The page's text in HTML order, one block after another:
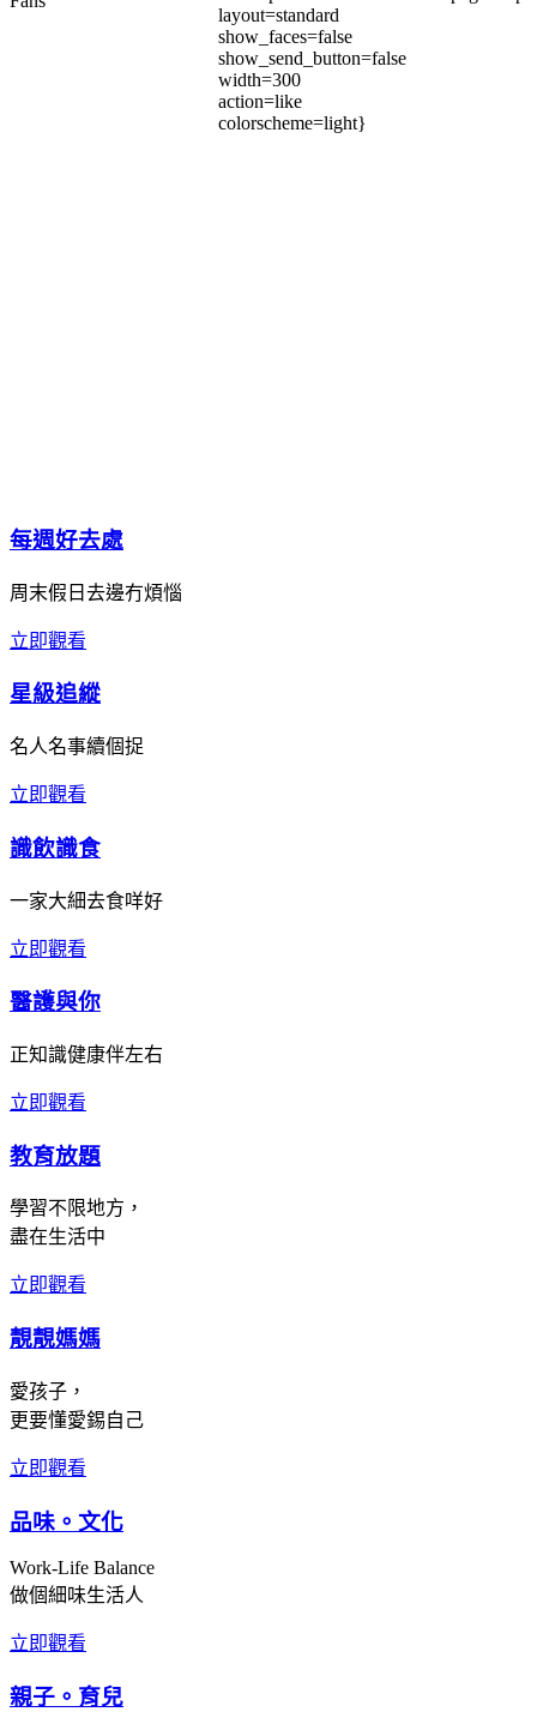
layout=standard
show_faces=false
show_send_button=false
width=300
action=like
colorscheme=light}
每週好去處
周末假日去邊冇煩惱
立即觀看
星級追縱
名人名事續個捉
立即觀看
識飲識食
一家大細去食咩好
立即觀看
醫護與你
正知識健康伴左右
立即觀看
教育放題
學習不限地方，
盡在生活中
立即觀看
靚靚媽媽
愛孩子，
更要懂愛錫自己
立即觀看
品味。文化
Work-Life Balance
做個細味生活人
立即觀看
親子。育兒